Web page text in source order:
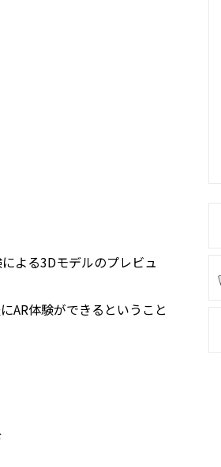
よる3Dモデルのプレビュ
AR体験ができるということ